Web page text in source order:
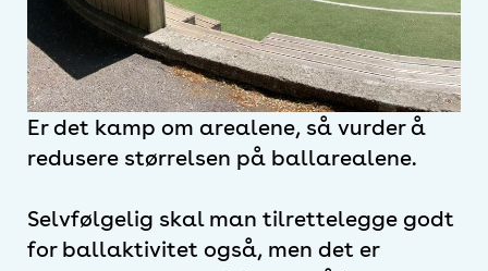
Er det kamp om arealene, så vurder å
redusere størrelsen på ballarealene.
Selvfølgelig skal man tilrettelegge godt
for ballaktivitet også, men det er